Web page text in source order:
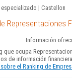
| Castellon
Representaciones
Información
que ocupa
de información financiera
el Ranking de